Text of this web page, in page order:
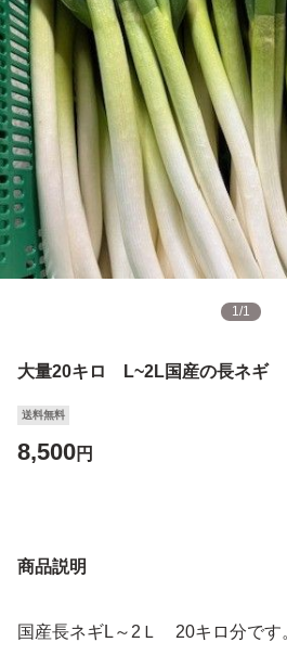
1/1
大量20キロ L~2L国産の長ネギ
送料無料
8,500円
商品説明
国産長ネギL～2Ｌ 20キロ分です